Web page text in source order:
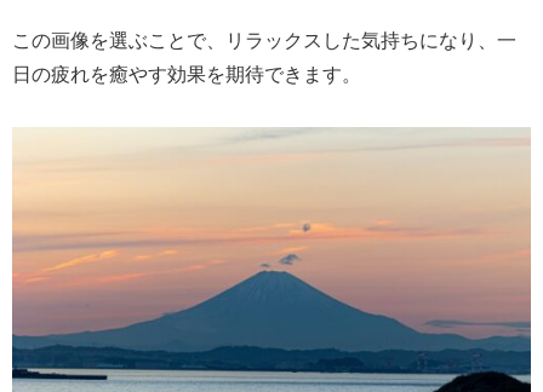
この画像を選ぶことで、リラックスした気持ちになり、一
日の疲れを癒やす効果を期待できます。